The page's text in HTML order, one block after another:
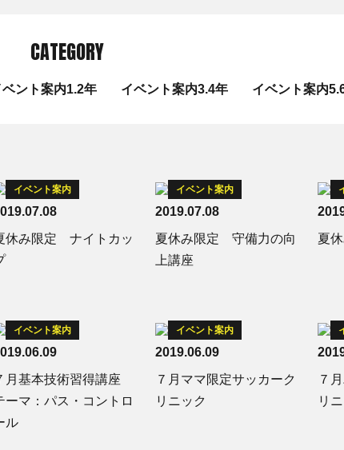
CATEGORY
ベント案内1.2年 イベント案内3.4年 イベント案内
イベント案内
休み限定 ナイトカッ
イベント案内
2019.07.08
夏休み限定 守備力の向
上講座
夏
イベント案内
月基本技術習得講座
ーマ：パス・コントロ
ル
イベント案内
2019.06.09
７月ママ限定サッカーク
リニック
７
リ